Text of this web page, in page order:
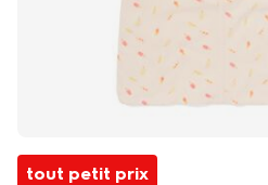
tout petit prix